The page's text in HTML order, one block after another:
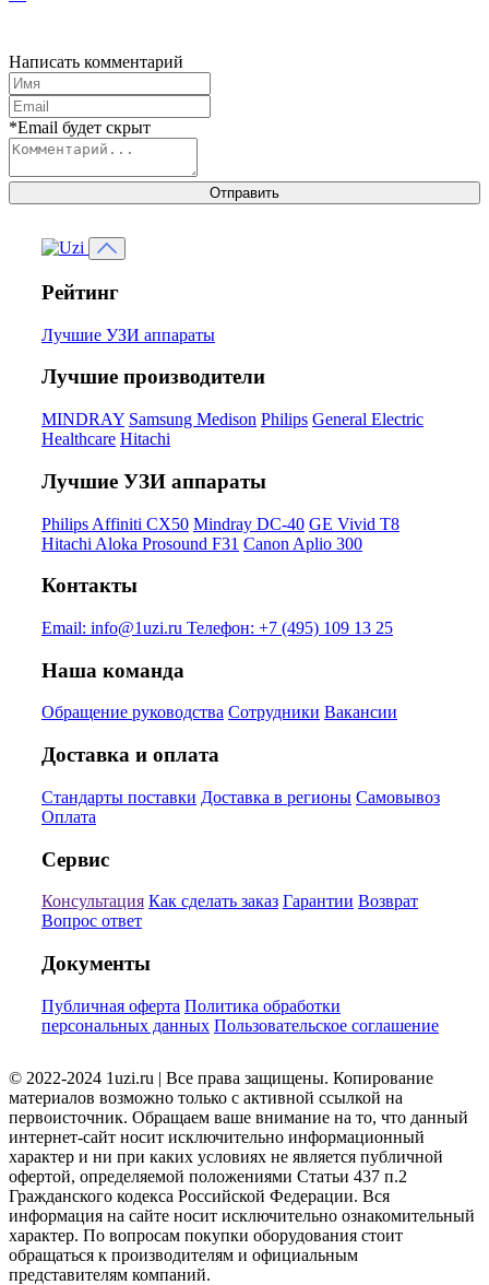
Написать комментарий
*Email будет скрыт
Отправить
Рейтинг
Лучшие УЗИ аппараты
Лучшие производители
MINDRAY Samsung Medison Philips General Electric
Healthcare Hitachi
Лучшие УЗИ аппараты
Philips Affiniti CX50 Mindray DC-40 GE Vivid T8
Hitachi Aloka Prosound F31 Canon Aplio 300
Контакты
Email: info@1uzi.ru Телефон: +7 (495) 109 13 25
Наша команда
Обращение руководства Сотрудники Вакансии
Доставка и оплата
Стандарты поставки Доставка в регионы Самовывоз
Оплата
Сервис
Консультация Как сделать заказ Гарантии Возврат
Вопрос ответ
Документы
Публичная оферта Политика обработки
персональных данных Пользовательское соглашение
© 2022-2024 1uzi.ru | Все права защищены. Копирование
материалов возможно только с активной ссылкой на
первоисточник. Обращаем ваше внимание на то, что данный
интернет-сайт носит исключительно информационный
характер и ни при каких условиях не является публичной
офертой, определяемой положениями Статьи 437 п.2
Гражданского кодекса Российской Федерации. Вся
информация на сайте носит исключительно ознакомительный
характер. По вопросам покупки оборудования стоит
обращаться к производителям и официальным
представителям компаний.